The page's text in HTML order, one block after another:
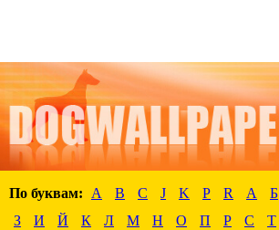
По буквам: A B C J K P R А Б
З
И Й К Л М Н О П Р С Т